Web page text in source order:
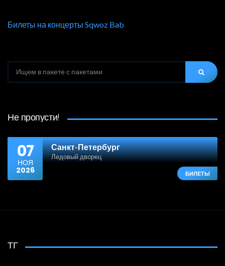
Билеты на концерты Sqwoz Bab
FOR:
Не пропусти!
07
НОЯ
2026
Санкт-Петербург
Ледовый дворец
БИЛЕТЫ
ТГ